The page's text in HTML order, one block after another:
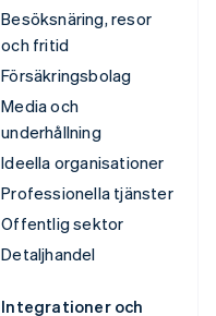
Besöksnäring, resor
och fritid
Försäkringsbolag
Media och
underhållning
Ideella organisationer
Professionella tjänster
Offentlig sektor
Detaljhandel
Integrationer och